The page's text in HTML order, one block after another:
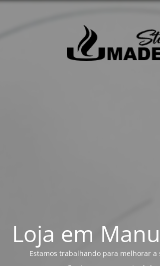
Loja em
Estamos trabalhando para melhorar a